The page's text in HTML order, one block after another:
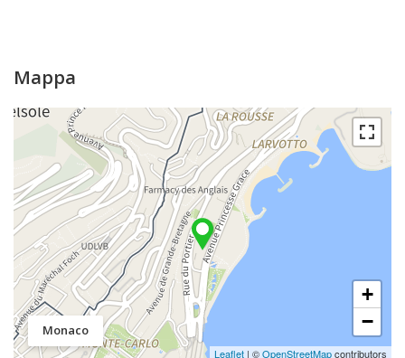
Mappa
Monaco
+
−
Leaflet | ©OpenStreetMapcontributors